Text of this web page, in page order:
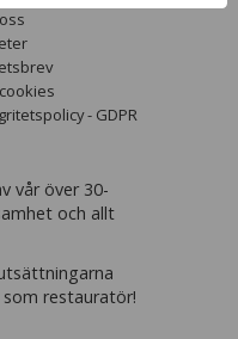
- GDPR
vår över 30-
och allt
restauratör!